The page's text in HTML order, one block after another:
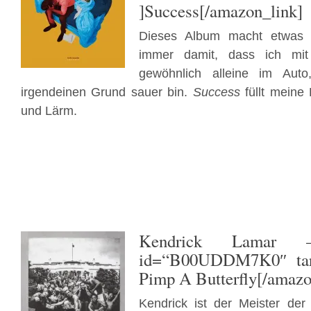
]Success[/amazon_link]
Dieses Album macht
immer damit, dass ich
gewöhnlich alleine im
irgendeinen Grund sauer bin. Successfüllt meine
und Lärm.
Kendrick Lamar–
id=“B00UDDM7K0″
Pimp A Butterfly[/
Kendrick ist der Meister